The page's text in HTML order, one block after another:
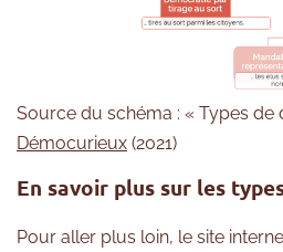
Source du schéma : « Types de
Démocurieux (2021)
En savoir plus sur les
Pour aller plus loin, le site